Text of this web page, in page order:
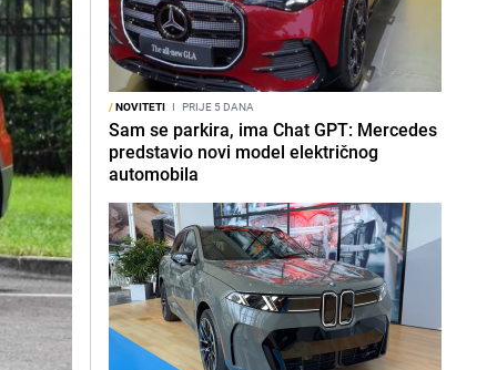
/NOVITETI I PRIJE 5 DANA
Sam se parkira, ima Chat GPT: Mercedes
predstavio novi model električnog
automobila